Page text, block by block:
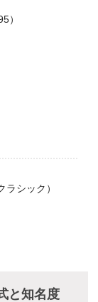
）
シック）
と知名度